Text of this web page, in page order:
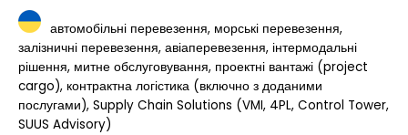
автомобільні перевезення, морські перевезення,
залізничні перевезення, авіаперевезення, інтермодальні
рішення, митне обслуговування, проектні вантажі (project
cargo), контрактна логістика (включно з доданими
послугами), Supply Chain Solutions (VMI, 4PL, Control Tower,
SUUS Advisory)